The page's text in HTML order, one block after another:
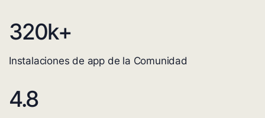
320k+
Instalaciones de app de la Comunidad
4.8